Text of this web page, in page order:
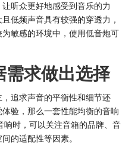
听众更好地感受到音乐的力
低频声音具有较强的穿透力，
敏感的环境中，使用低音炮可
需求做出选择
追求声音的平衡性和细节还
验，那么一套性能均衡的音响
响时，可以关注音箱的品牌、音
的适配性等因素。